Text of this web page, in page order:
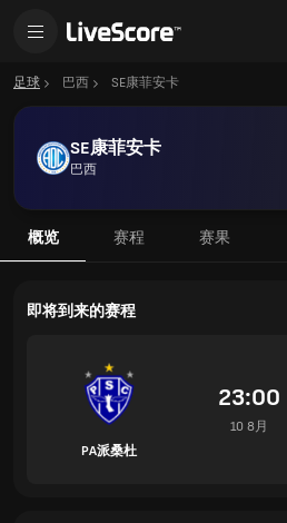
足球 巴西 SE康菲安卡
SE康菲安卡
巴西
概览 赛程 赛果
即将到来的赛程
PA派桑杜
23:00
10 8月